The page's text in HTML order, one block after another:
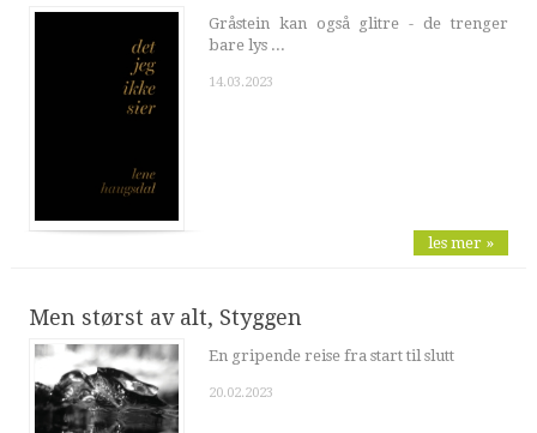
Gråstein kan også glitre - de trenger
bare lys ...
14.03.2023
les mer »
Men størst av alt, Styggen
En gripende reise fra start til slutt
20.02.2023